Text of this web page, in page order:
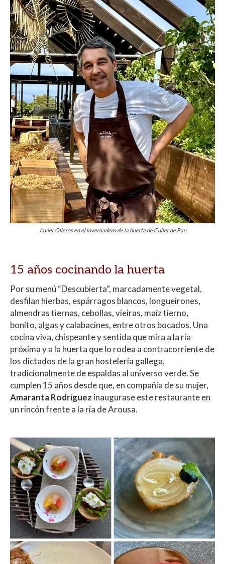
Javier Olleros en el invernadero de la huerta de Culler de Pau
15 años cocinando la huerta
Por su menú “Descubierta”, marcadamente vegetal,
desfilan hierbas, espárragos blancos, longueirones,
almendras tiernas, cebollas, vieiras, maíz tierno,
bonito, algas y calabacines, entre otros bocados. Una
cocina viva, chispeante y sentida que mira a la ría
próxima y a la huerta que lo rodea a contracorriente de
los dictados de la gran hostelería gallega,
tradicionalmente de espaldas al universo verde. Se
cumplen 15 años desde que, en compañía de su mujer,
Amaranta Rodríguez inaugurase este restaurante en
un rincón frente a la ría de Arousa.